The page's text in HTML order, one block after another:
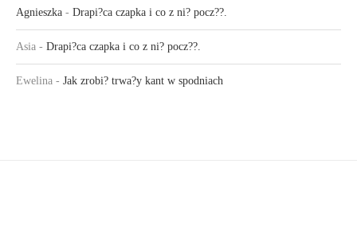
Agnieszka - Drapi?ca czapka i co z ni? pocz??.
Asia - Drapi?ca czapka i co z ni? pocz??.
Ewelina - Jak zrobi? trwa?y kant w spodniach